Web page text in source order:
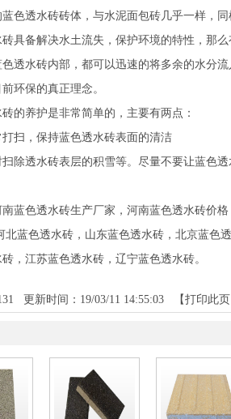
透水砖砖体，与水泥面包砖几乎一样，同
备解决水土流失，保护环境的特性，那么
透水砖内部，都可以迅速的将多余的水分
环保的真正理念。
养护是非常简单的，主要有两点：
，保持蓝色透水砖表面的清洁
透水砖表层的积雪等。尽量不要让蓝色透
南蓝色透水砖生产厂家，河南蓝色透水砖价
北蓝色透水砖 ， 山东蓝色透水砖 ， 北京蓝色
砖 ， 江苏蓝色透水砖 ， 辽宁蓝色透水砖。
更新时间：19/03/11 14:55:03 【打印此页